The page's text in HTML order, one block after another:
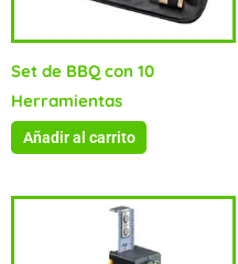
Set de BBQ con 10
Herramientas
Añadir al carrito